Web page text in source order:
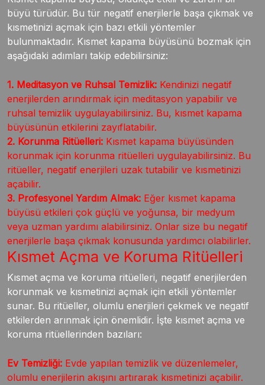
büyü türüdür. Bu tür negatif enerjilerle başa çıkmak ve
kısmetinizi açmak için bazı etkili yöntemler
bulunmaktadır. Kısmet kapama büyüsünü bozmak için
aşağıdaki adımları takip edebilirsiniz:
1. Meditasyon ve Ruhsal Temizlik: Kendinizi negatif
enerjilerden arındırmak için meditasyon yapabilir ve
ruhsal temizlik uygulayabilirsiniz. Bu, kısmet kapama
büyüsünün etkilerini zayıflatabilir.
2. Korunma Ritüelleri: Kısmet kapama büyüsünden
korunmak için korunma ritüelleri uygulayabilirsiniz. Bu
ritüeller, negatif enerjileri uzak tutabilir ve kısmetinizi
açabilir.
3. Profesyonel Yardım Almak: Eğer kısmet kapama
büyüsü etkileri çok güçlü ve yoğunsa, bir medyum
veya uzman yardımı alabilirsiniz. Onlar size bu negatif
enerjilerle başa çıkmak konusunda yardımcı olabilirler.
Kısmet Açma ve Koruma Ritüelleri
Kısmet açma ve koruma ritüelleri, negatif enerjilerden
korunmak ve kısmetinizi açmak için etkili yöntemler
sunar. Bu ritüeller, olumlu enerjileri çekmek ve negatif
etkilerden arınmak için önemlidir. İşte kısmet açma ve
koruma ritüellerinden bazıları:
Ev Temizliği: Evde yapılan temizlik ve düzenlemeler,
olumlu enerjilerin akışını artırarak kısmetinizi açabilir.